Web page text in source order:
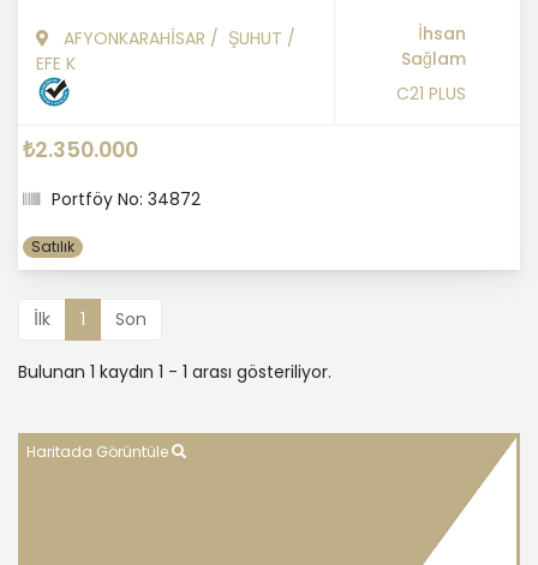
AFYONKARAHİSAR / ŞUHUT /
EFE K
İhsan
Sağlam
C21 PLUS
₺2.350.000
Portföy No: 34872
Satılık
İlk 1 Son
Bulunan 1 kaydın 1 - 1 arası gösteriliyor.
Haritada Görüntüle